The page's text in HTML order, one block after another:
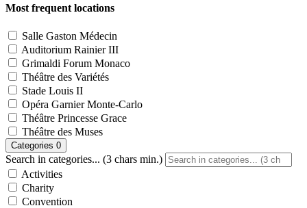
Most frequent locations
Salle Gaston Médecin
Auditorium Rainier III
Grimaldi Forum Monaco
Théâtre des Variétés
Stade Louis II
Opéra Garnier Monte-Carlo
Théâtre Princesse Grace
Théâtre des Muses
Categories 0
Search in categories... (3 chars min.)
Activities
Charity
Convention